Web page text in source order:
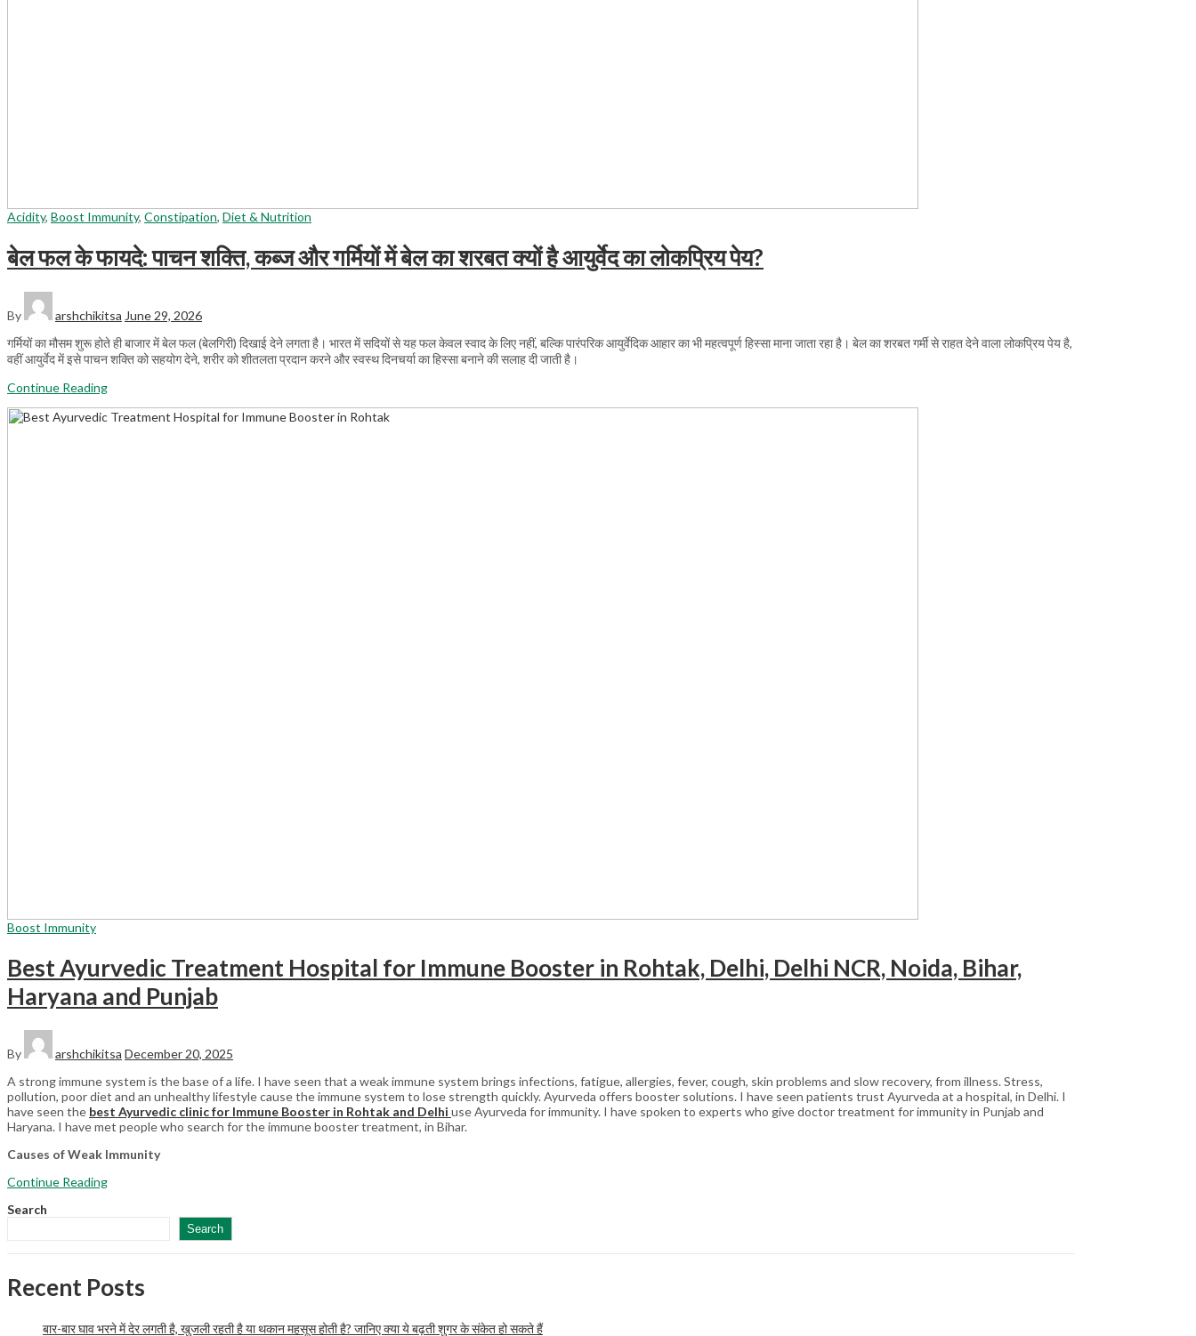
Acidity, Boost Immunity, Constipation, Diet & Nutrition
बेल फल के फायदे: पाचन शक्ति, कब्ज और गर्मियों में बेल का शरबत क्यों है आयुर्वेद का लोकप्रिय पेय?
By arshchikitsa June 29, 2026
गर्मियों का मौसम शुरू होते ही बाजार में बेल फल (बेलगिरी) दिखाई देने लगता है। भारत में सदियों से यह फल केवल स्वाद के लिए नहीं, बल्कि पारंपरिक आयुर्वेदिक आहार का भी महत्वपूर्ण हिस्सा माना जाता रहा है। बेल का शरबत गर्मी से राहत देने वाला लोकप्रिय पेय है,
वहीं आयुर्वेद में इसे पाचन शक्ति को सहयोग देने, शरीर को शीतलता प्रदान करने और स्वस्थ दिनचर्या का हिस्सा बनाने की सलाह दी जाती है।
Continue Reading
Boost Immunity
Best Ayurvedic Treatment Hospital for Immune Booster in Rohtak, Delhi, Delhi NCR, Noida, Bihar,
Haryana and Punjab
By arshchikitsa December 20, 2025
A strong immune system is the base of a life. I have seen that a weak immune system brings infections, fatigue, allergies, fever, cough, skin problems and slow recovery, from illness. Stress,
pollution, poor diet and an unhealthy lifestyle cause the immune system to lose strength quickly. Ayurveda offers booster solutions. I have seen patients trust Ayurveda at a hospital, in Delhi. I
have seen the best Ayurvedic clinic for Immune Booster in Rohtak and Delhi use Ayurveda for immunity. I have spoken to experts who give doctor treatment for immunity in Punjab and
Haryana. I have met people who search for the immune booster treatment, in Bihar.
Causes of Weak Immunity
Continue Reading
Search
Search
Recent Posts
बार-बार घाव भरने में देर लगती है, खुजली रहती है या थकान महसूस होती है? जानिए क्या ये बढ़ती शुगर के संकेत हो सकते हैं